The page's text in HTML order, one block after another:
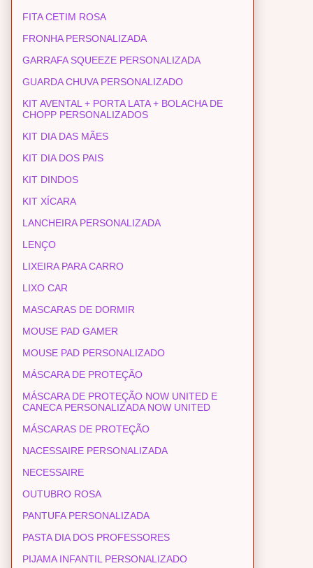
FITA CETIM ROSA
FRONHA PERSONALIZADA
GARRAFA SQUEEZE PERSONALIZADA
GUARDA CHUVA PERSONALIZADO
KIT AVENTAL + PORTA LATA + BOLACHA DE
CHOPP PERSONALIZADOS
KIT DIA DAS MÃES
KIT DIA DOS PAIS
KIT DINDOS
KIT XÍCARA
LANCHEIRA PERSONALIZADA
LENÇO
LIXEIRA PARA CARRO
LIXO CAR
MASCARAS DE DORMIR
MOUSE PAD GAMER
MOUSE PAD PERSONALIZADO
MÁSCARA DE PROTEÇÃO
MÁSCARA DE PROTEÇÃO NOW UNITED E
CANECA PERSONALIZADA NOW UNITED
MÁSCARAS DE PROTEÇÃO
NACESSAIRE PERSONALIZADA
NECESSAIRE
OUTUBRO ROSA
PANTUFA PERSONALIZADA
PASTA DIA DOS PROFESSORES
PIJAMA INFANTIL PERSONALIZADO